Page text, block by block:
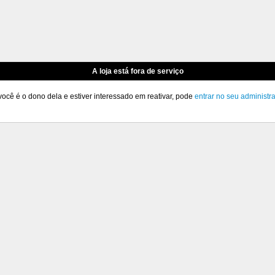
A loja está fora de serviço
é o dono dela e estiver interessado em reativar, pode entrar no seu